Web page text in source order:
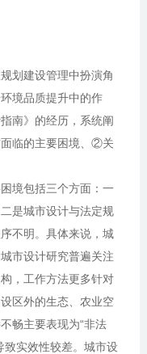
划建设管理中扮演角
境品质提升中的作
南》的经历，系统阐
临的主要困境、②关
境包括三个方面：一
是城市设计与法定规
不明。具体来说，城
市设计研究普遍关注
，工作方法更多针对
区外的生态、农业空
畅主要表现为“非法
致实效性较差。城市设